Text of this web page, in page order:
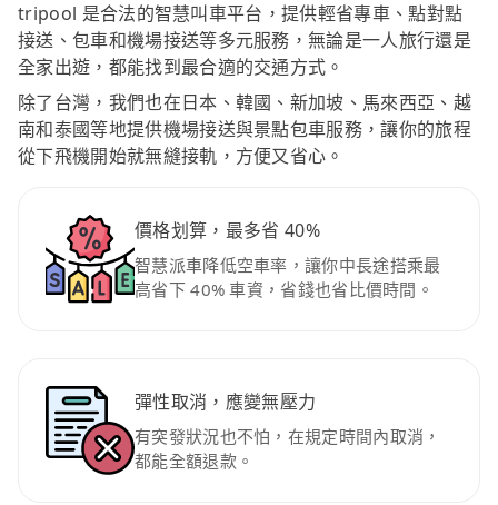
tripool 是合法的智慧叫車平台，提供輕省專車、點對點
接送、包車和機場接送等多元服務，無論是一人旅行還是
全家出遊，都能找到最合適的交通方式。
除了台灣，我們也在日本、韓國、新加坡、馬來西亞、越
南和泰國等地提供機場接送與景點包車服務，讓你的旅程
從下飛機開始就無縫接軌，方便又省心。
價格划算，最多省 40%
智慧派車降低空車率，讓你中長途搭乘最
高省下 40% 車資，省錢也省比價時間。
彈性取消，應變無壓力
有突發狀況也不怕，在規定時間內取消，
都能全額退款。